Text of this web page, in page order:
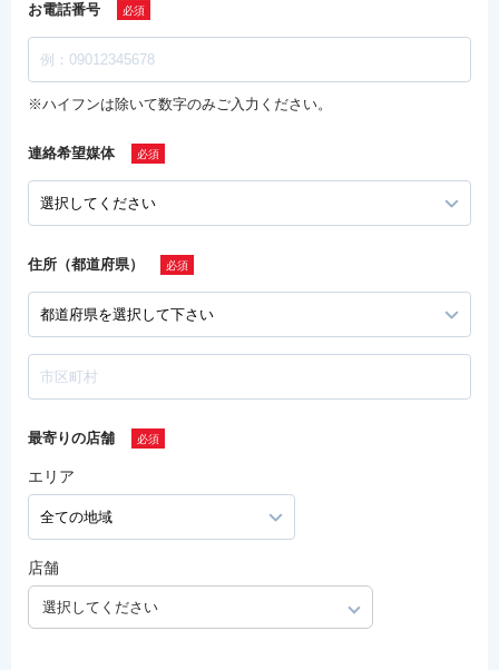
お電話番号
※ハイフンは除いて数字のみご入力ください。
連絡希望媒体
住所（都道府県）
最寄りの店舗
エリア
店舗
選択してください